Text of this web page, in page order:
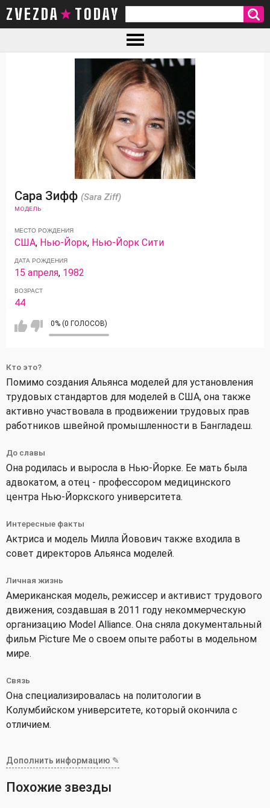
ZVEZDA TODAY
Сара Зифф (Sara Ziff)
МОДЕЛЬ
МЕСТО РОЖДЕНИЯ
США, Нью-Йорк, Нью-Йорк Сити
ДАТА РОЖДЕНИЯ
15 апреля, 1982
ВОЗРАСТ
44
0% (0 ГОЛОСОВ)
Кто это?
Помимо создания Альянса моделей для установления
трудовых стандартов для моделей в США, она также
активно участвовала в продвижении трудовых прав
работников швейной промышленности в Бангладеш.
До славы
Она родилась и выросла в Нью-Йорке. Ее мать была
адвокатом, а отец - профессором медицинского
центра Нью-Йоркского университета.
Интересные факты
Актриса и модель Милла Йовович также входила в
совет директоров Альянса моделей.
Личная жизнь
Американская модель, режиссер и активист трудового
движения, создавшая в 2011 году некоммерческую
организацию Model Alliance. Она сняла документальный
фильм Picture Me о своем опыте работы в модельном
мире.
Связь
Она специализировалась на политологии в
Колумбийском университете, который окончила с
отличием.
Дополнить информацию ✎
Похожие звезды